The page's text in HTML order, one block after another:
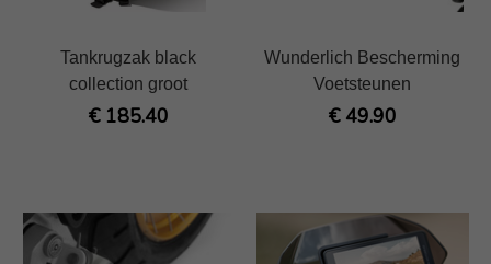
Tankrugzak black
collection groot
€ 185.40
Wunderlich Bescherming
Voetsteunen
€ 49.90